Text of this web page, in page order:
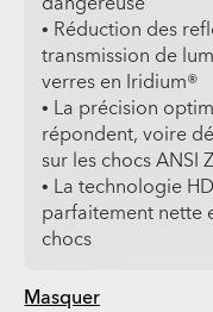
Masquer
• Réduction des
transmission de
verres en Iridium®
• La précision
répondent, voire
sur les chocs ANSI
• La technologie
parfaitement nette
chocs